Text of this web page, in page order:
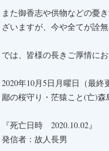
また御香志や供物などの憂
ざいますが、今や全てが詮
では、皆様の長きご厚情に
2020年10月5日月曜日（最終
鄙の桜守り・茫猿こと(亡)森
『死亡日時 2020.10.02』
発信者：故人長男